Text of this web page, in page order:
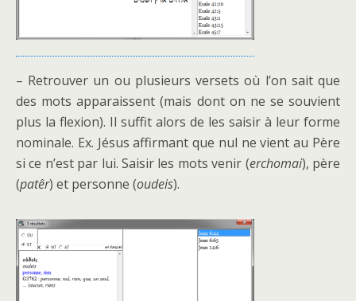
– Retrouver un ou plusieurs versets où l’on sait que
des mots apparaissent (mais dont on ne se souvient
plus la flexion). Il suffit alors de les saisir à leur forme
nominale. Ex. Jésus affirmant que nul ne vient au Père
si ce n’est par lui. Saisir les mots venir (erchomai), père
(patêr) et personne (oudeis).